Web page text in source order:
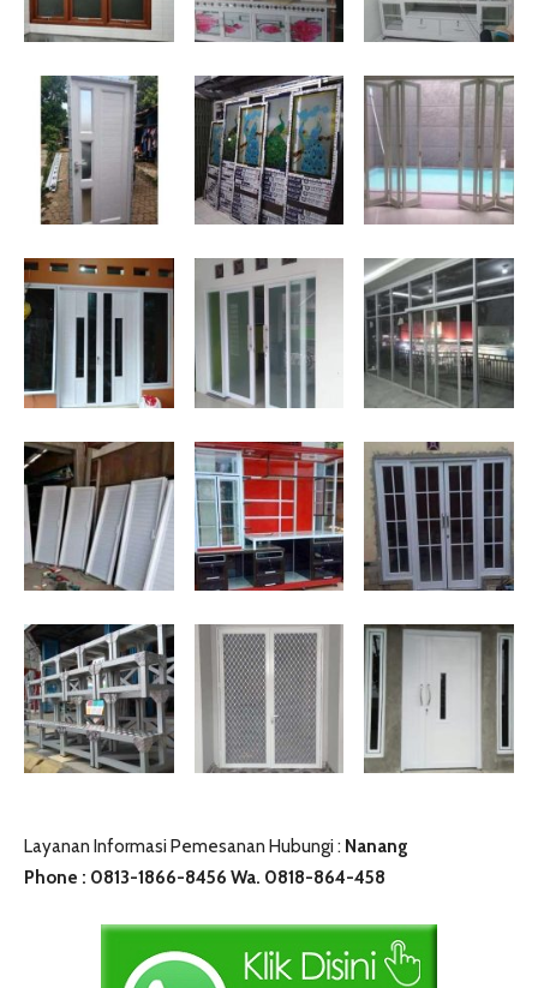
Layanan Informasi Pemesanan Hubungi : Nanang
Phone : 0813-1866-8456 Wa. 0818-864-458